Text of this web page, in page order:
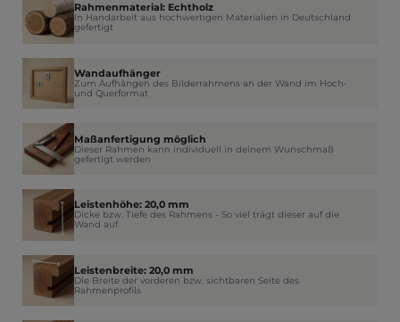
Rahmenmaterial: Echtholz
In Handarbeit aus hochwertigen Materialien in Deutschland
gefertigt
Wandaufhänger
Zum Aufhängen des Bilderrahmens an der Wand im Hoch-
und Querformat
Maßanfertigung möglich
Dieser Rahmen kann individuell in deinem Wunschmaß
gefertigt werden
Leistenhöhe: 20,0 mm
Dicke bzw. Tiefe des Rahmens - So viel trägt dieser auf die
Wand auf
Leistenbreite: 20,0 mm
Die Breite der vorderen bzw. sichtbaren Seite des
Rahmenprofils